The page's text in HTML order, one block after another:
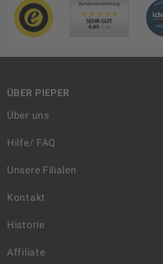
ÜBER PIEPER
Über uns
Hilfe/ FAQ
Unsere Filialen
Kontakt
Historie
Affiliate